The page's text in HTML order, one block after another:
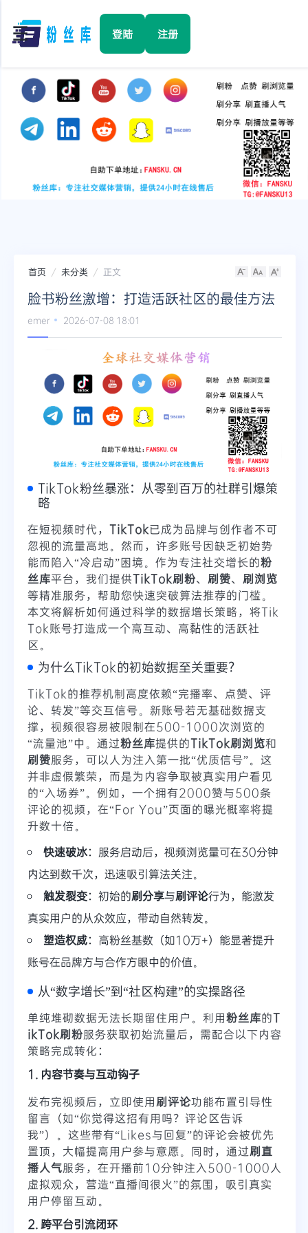
☰ 登陆 注册
Facebook
TikTok
YouTube
Twitter
Telegram
更多
首页 未分类 正文
脸书粉丝激增：打造活跃社区的最佳方法
emer 2026-07-08 18:01
TikTok粉丝暴涨：从零到百万的社群引爆策
略
在短视频时代， TikTok已成为品牌与创作者不可
忽视的流量高地。然而，许多账号因缺乏初始势
能而陷入“冷启动”困境。作为专注社交增长的粉
丝库平台，我们提供TikTok刷粉、 刷赞、 刷浏览
等精准服务，帮助您快速突破算法推荐的门槛。
本文将解析如何通过科学的数据增长策略，将Tik
Tok账号打造成一个高互动、高黏性的活跃社
区。
为什么TikTok的初始数据至关重要？
TikTok的推荐机制高度依赖“完播率、点赞、评
论、转发”等交互信号。新账号若无基础数据支
撑，视频很容易被限制在500-1000次浏览的
“流量池”中。通过粉丝库提供的TikTok刷浏览和
刷赞服务，可以人为注入第一批“优质信号”。这
并非虚假繁荣，而是为内容争取被真实用户看见
的“入场券”。例如，一个拥有2000赞与500条
评论的视频，在“For You”页面的曝光概率将提
升数十倍。
快速破冰：服务启动后，视频浏览量可在30分钟
内达到数千次，迅速吸引算法关注。
触发裂变：初始的刷分享与刷评论行为，能激发
真实用户的从众效应，带动自然转发。
塑造权威：高粉丝基数（如10万+）能显著提升
账号在品牌方与合作方眼中的价值。
从“数字增长”到“社区构建”的实操路径
单纯堆砌数据无法长期留住用户。利用粉丝库的T
ikTok刷粉服务获取初始流量后，需配合以下内容
策略完成转化：
1. 内容节奏与互动钩子
发布完视频后，立即使用刷评论功能布置引导性
留言（如“你觉得这招有用吗？评论区告诉
我”）。这些带有“Likes与回复”的评论会被优先
置顶，大幅提高用户参与意愿。同时，通过刷直
播人气服务，在开播前10分钟注入500-1000人
虚拟观众，营造“直播间很火”的氛围，吸引真实
用户停留互动。
2. 跨平台引流闭环